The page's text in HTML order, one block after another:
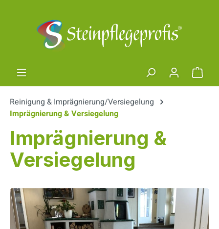
Reinigung & Imprägnierung/Versiegelung
Imprägnierung & Versiegelung
Imprägnierung &
Versiegelung